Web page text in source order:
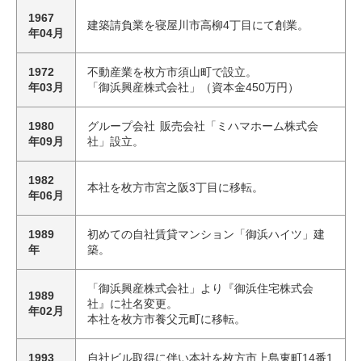
1967
年04月
建築請負業を寝屋川市高柳4丁目にて創業。
1972
年03月
不動産業を枚方市須山町で設立。
「御浜興産株式会社」（資本金450万円）
1980
年09月
グループ会社 販売会社「ミハマホーム株式会
社」設立。
1982
年06月
本社を枚方市宮之阪3丁目に移転。
1989
年
初めての自社賃貸マンション「御浜ハイツ」建
築。
1989
年02月
「御浜興産株式会社」より『御浜住宅株式会
社』に社名変更。
本社を枚方市養父元町に移転。
1993
自社ビル取得に伴い本社を枚方市上島東町14番1